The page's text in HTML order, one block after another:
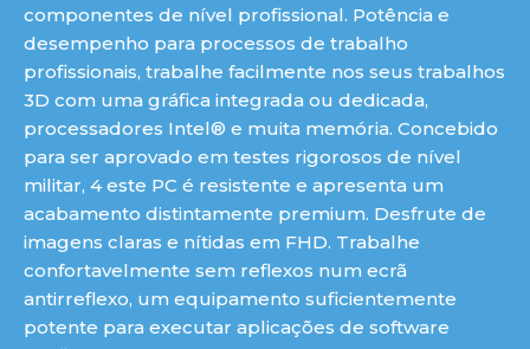
componentes de nível profissional. Potência e
desempenho para processos de trabalho
profissionais, trabalhe facilmente nos seus trabalhos
3D com uma gráfica integrada ou dedicada,
processadores Intel® e muita memória. Concebido
para ser aprovado em testes rigorosos de nível
militar, 4 este PC é resistente e apresenta um
acabamento distintamente premium. Desfrute de
imagens claras e nítidas em FHD. Trabalhe
confortavelmente sem reflexos num ecrã
antirreflexo, um equipamento suficientemente
potente para executar aplicações de software